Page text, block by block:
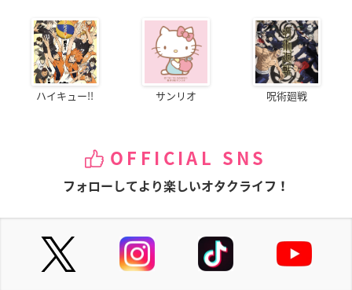
ハイキュー!! サンリオ 呪術廻戦
OFFICIAL SNS
フォローしてより楽しいオタクライフ！